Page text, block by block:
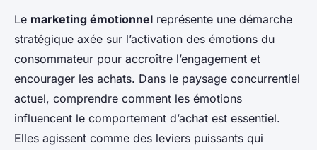
Le marketing émotionnel représente une démarche
stratégique axée sur l’activation des émotions du
consommateur pour accroître l’engagement et
encourager les achats. Dans le paysage concurrentiel
actuel, comprendre comment les émotions
influencent le comportement d’achat est essentiel.
Elles agissent comme des leviers puissants qui